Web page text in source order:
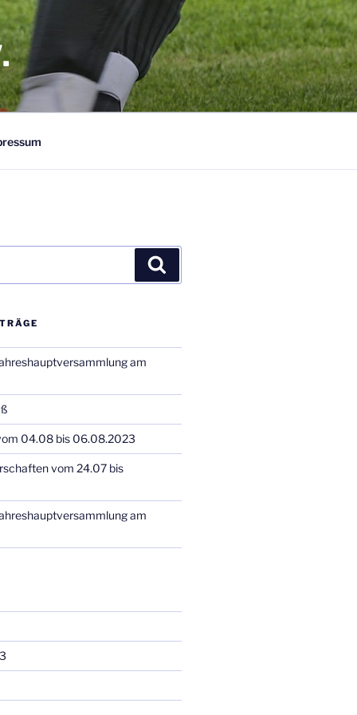
am
04.08 bis 06.08.2023
vom 24.07 bis
am